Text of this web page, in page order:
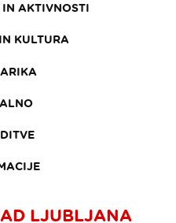
AKTIVNOSTI
KULTURA
LJUBLJANA